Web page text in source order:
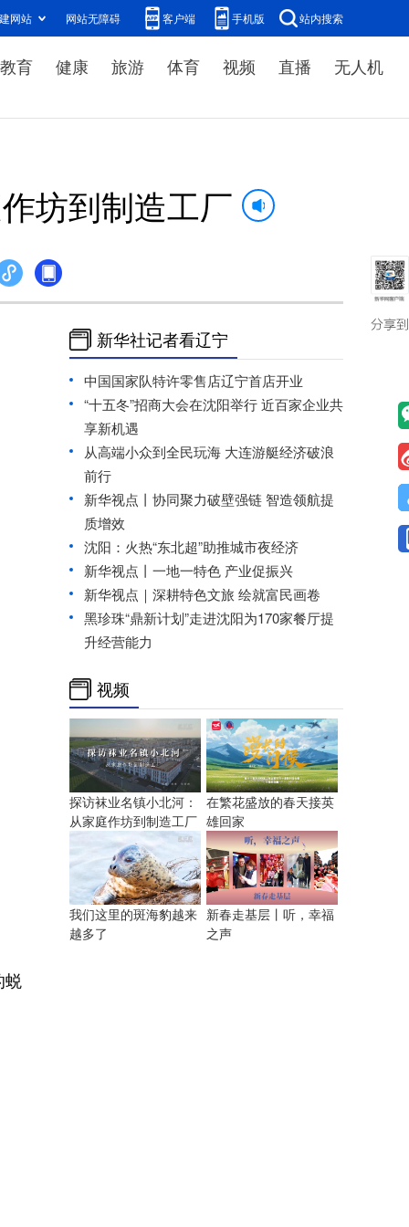
网站 网站无障碍 客户端 手机版 站内搜索
教育 健康 旅游 体育 视频 直播 无人机
坊到制造工厂
蜕
新华社记者看辽宁
中国国家队特许零售店辽宁首店开业
“十五冬”招商大会在沈阳举行 近百家企业共
享新机遇
从高端小众到全民玩海 大连游艇经济破浪
前行
新华视点丨协同聚力破壁强链 智造领航提
质增效
沈阳：火热“东北超”助推城市夜经济
新华视点丨一地一特色 产业促振兴
新华视点｜深耕特色文旅 绘就富民画卷
黑珍珠“鼎新计划”走进沈阳为170家餐厅提
升经营能力
视频
探访袜业名镇小北河：
从家庭作坊到制造工厂
在繁花盛放的春天接英
雄回家
我们这里的斑海豹越来
越多了
新春走基层丨听，幸福
之声